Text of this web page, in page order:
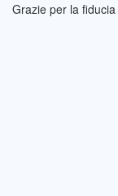
Grazie per la